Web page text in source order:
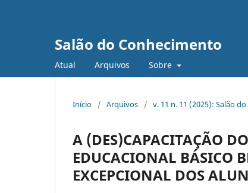
Salão do Conhecimento
Atual Arquivos Sobre
Início / Arquivos / v. 11 n. 11 (2025): Salão
A (DES)CAPACITAÇÃO
EDUCACIONAL BÁSICO
EXCEPCIONAL DOS